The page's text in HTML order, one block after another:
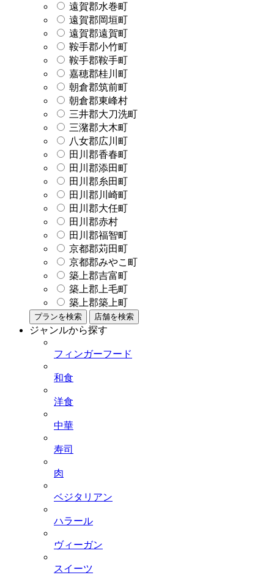
遠賀郡水巻町
遠賀郡岡垣町
遠賀郡遠賀町
鞍手郡小竹町
鞍手郡鞍手町
嘉穂郡桂川町
朝倉郡筑前町
朝倉郡東峰村
三井郡大刀洗町
三潴郡大木町
八女郡広川町
田川郡香春町
田川郡添田町
田川郡糸田町
田川郡川崎町
田川郡大任町
田川郡赤村
田川郡福智町
京都郡苅田町
京都郡みやこ町
築上郡吉富町
築上郡上毛町
築上郡築上町
プランを検索 店舗を検索
ジャンルから探す
フィンガーフード
和食
洋食
中華
寿司
肉
ベジタリアン
ハラール
ヴィーガン
スイーツ